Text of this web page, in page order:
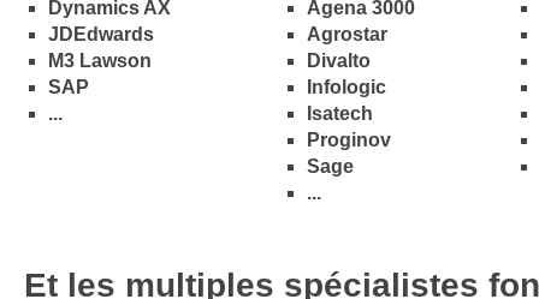
Dynamics AX
JDEdwards
M3 Lawson
SAP
...
Agena 3000
Agrostar
Divalto
Infologic
Isatech
Proginov
Sage
...
Et les multiples spécialistes